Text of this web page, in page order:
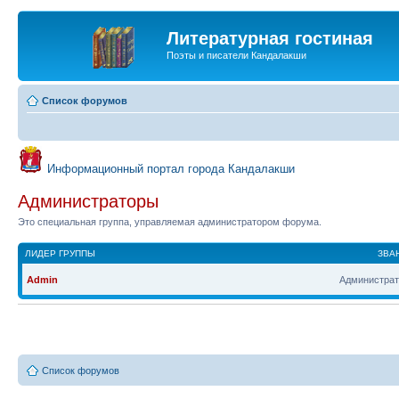
Литературная гостиная
Поэты и писатели Кандалакши
Список форумов
Информационный портал города Кандалакши
Администраторы
Это специальная группа, управляемая администратором форума.
ЛИДЕР ГРУППЫ
Admin
Список форумов